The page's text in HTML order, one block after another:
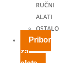
RUČNI
ALATI
OSTALO
Pribor
za